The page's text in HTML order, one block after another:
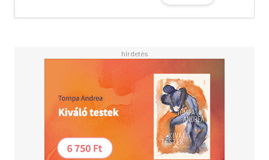
varázslattal szőtt utazásnak, hogy megtalálják az apját
és a tolvaj által elvitt döntést. Esőtócsákon keresztül,
De minél közelebb kerülnek az igazsághoz, annál
nyilvánvalóbbá válik: Hanának is van egy titka. Egy döntés,
amit ha meghoz, soha többé nem fordulhat vissza.